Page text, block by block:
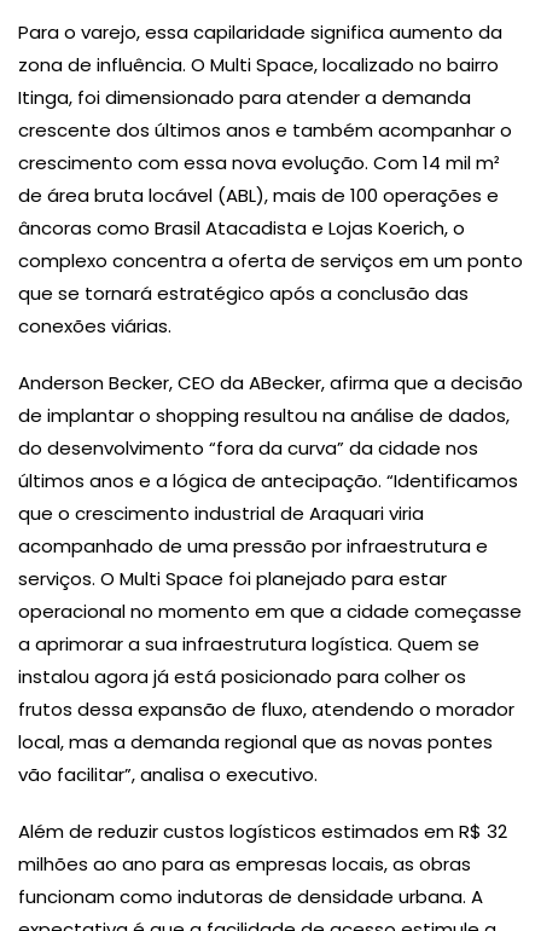
Para o varejo, essa capilaridade significa aumento da
zona de influência. O Multi Space, localizado no bairro
Itinga, foi dimensionado para atender a demanda
crescente dos últimos anos e também acompanhar o
crescimento com essa nova evolução. Com 14 mil m²
de área bruta locável (ABL), mais de 100 operações e
âncoras como Brasil Atacadista e Lojas Koerich, o
complexo concentra a oferta de serviços em um ponto
que se tornará estratégico após a conclusão das
conexões viárias.
Anderson Becker, CEO da ABecker, afirma que a decisão
de implantar o shopping resultou na análise de dados,
do desenvolvimento “fora da curva” da cidade nos
últimos anos e a lógica de antecipação. “Identificamos
que o crescimento industrial de Araquari viria
acompanhado de uma pressão por infraestrutura e
serviços. O Multi Space foi planejado para estar
operacional no momento em que a cidade começasse
a aprimorar a sua infraestrutura logística. Quem se
instalou agora já está posicionado para colher os
frutos dessa expansão de fluxo, atendendo o morador
local, mas a demanda regional que as novas pontes
vão facilitar”, analisa o executivo.
Além de reduzir custos logísticos estimados em R$ 32
milhões ao ano para as empresas locais, as obras
funcionam como indutoras de densidade urbana. A